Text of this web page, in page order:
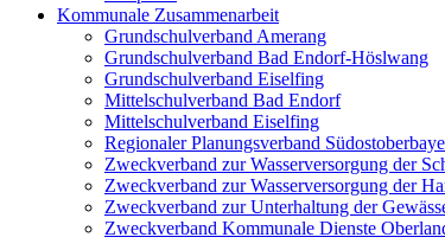
Kommunale Zusammenarbeit
Grundschulverband Amerang
Grundschulverband Bad Endorf-Höslwang
Grundschulverband Eiselfing
Mittelschulverband Bad Endorf
Mittelschulverband Eiselfing
Regionaler Planungsverband
Zweckverband zur Wasserversorgung der
Zweckverband zur Wasserversorgung der
Zweckverband zur Unterhaltung der
Zweckverband Kommunale Dienste